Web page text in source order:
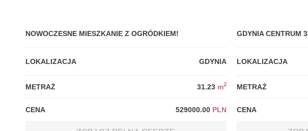
NOWOCZESNE MIESZKANIE Z OGRÓDKIEM!
LOKALIZACJA GDYNIA
METRAŻ 31.23 m2
CENA 529000.00 PLN
GDYNIA CENTRUM
LOKALIZACJA
METRAŻ
CENA